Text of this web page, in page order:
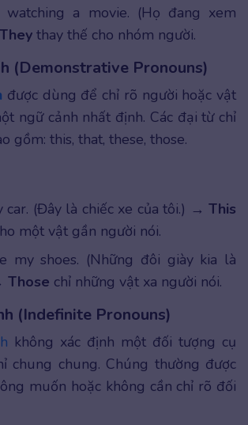
watching a movie. (Họ đang xem
They thay thế cho nhóm người.
(Demonstrative Pronouns)
được dùng để chỉ rõ người hoặc vật
ngữ cảnh nhất định. Các đại từ chỉ
gồm: this, that, these, those.
car. (Đây là chiếc xe của tôi.) → This
một vật gần người nói.
my shoes. (Những đôi giày kia là
Those chỉ những vật xa người nói.
(Indefinite Pronouns)
không xác định một đối tượng cụ
chung chung. Chúng thường được
muốn hoặc không cần chỉ rõ đối